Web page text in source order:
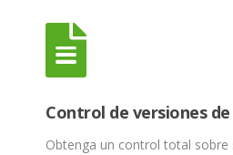
Control de versiones
Obtenga un control total sobre